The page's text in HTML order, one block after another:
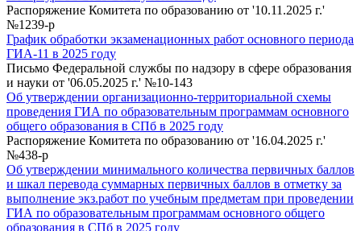
Распоряжение Комитета по образованию от '10.11.2025 г.'
№1239-р
График обработки экзаменационных работ основного периода
ГИА-11 в 2025 году
Письмо Федеральной службы по надзору в сфере образования
и науки от '06.05.2025 г.' №10-143
Об утверждении организационно-территориальной схемы
проведения ГИА по образовательным программам основного
общего образования в СПб в 2025 году
Распоряжение Комитета по образованию от '16.04.2025 г.'
№438-р
Об утверждении минимального количества первичных баллов
и шкал перевода суммарных первичных баллов в отметку за
выполнение экз.работ по учебным предметам при проведении
ГИА по образовательным программам основного общего
образования в СПб в 2025 году